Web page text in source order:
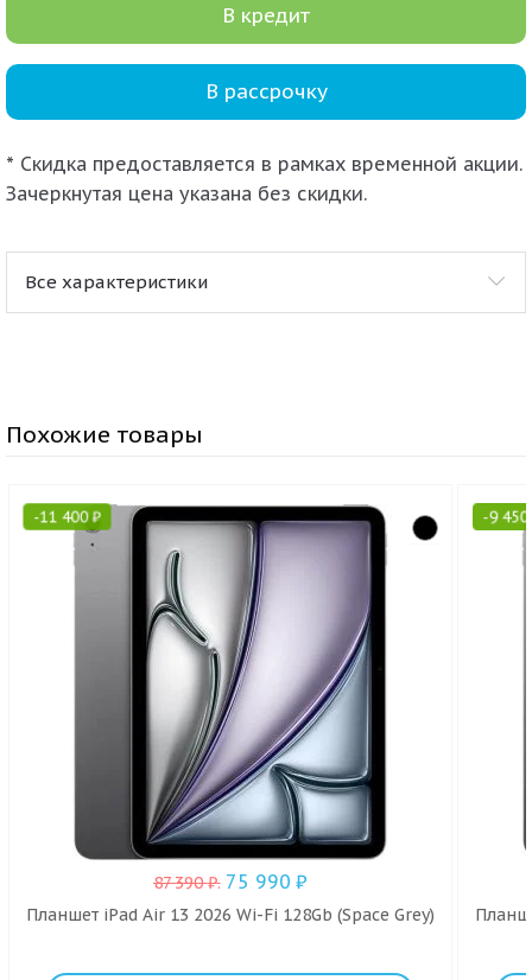
В кредит
В рассрочку
* Скидка предоставляется в рамках временной акции.
Зачеркнутая цена указана без скидки.
Все характеристики
Похожие товары
-11 400₽
87 390₽. 75 990₽
Планшет iPad Air 13 2026 Wi-Fi 128Gb (Space Grey)
-9 450